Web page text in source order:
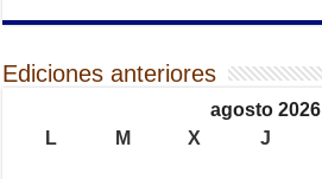
Ediciones anteriores
agosto 2026
L
M X J